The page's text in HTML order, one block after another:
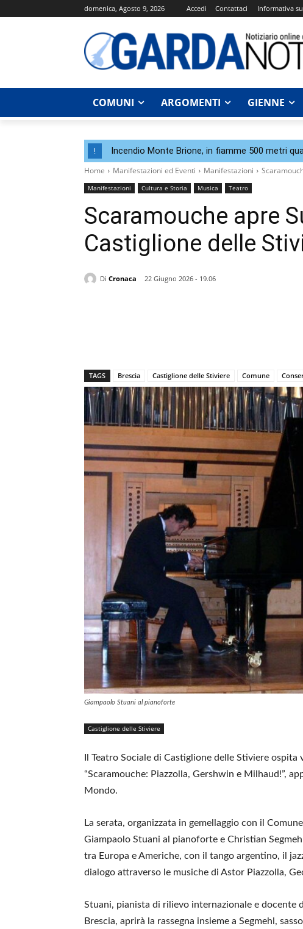
domenica, Agosto 9, 2026 Accedi Contattaci Informativa
COMUNI ARGOMENTI GIENNE
! Incendio Monte Brione, in fiamme 500 metri
Home Manifestazioni ed Eventi Manifestazioni
Manifestazioni Cultura e Storia Musica Teatro
Scaramouche apre
Castiglione delle
Di Cronaca
22 Giugno 2026 - 19.06
TAGS Brescia Castiglione delle Stiviere Comune
Giampaolo Stuani al pianoforte
Castiglione delle Stiviere
Il Teatro Sociale di Castiglione delle Stiviere
“Scaramouche: Piazzolla, Gershwin e Milhaud!”,
Mondo.
La serata, organizzata in gemellaggio con il
Giampaolo Stuani al pianoforte e Christian
tra Europa e Americhe, con il tango argentino, il
dialogo attraverso le musiche di Astor Piazzolla,
Stuani, pianista di rilievo internazionale e
Brescia, aprirà la rassegna insieme a Segmehl,